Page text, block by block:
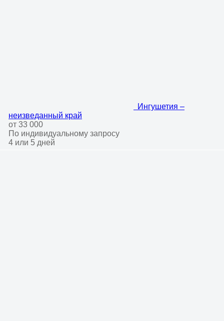
Ингушетия –
неизведанный край
от 33 000
По индивидуальному запросу
4 или 5 дней